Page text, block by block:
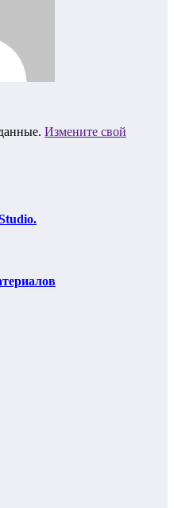
Измените свой